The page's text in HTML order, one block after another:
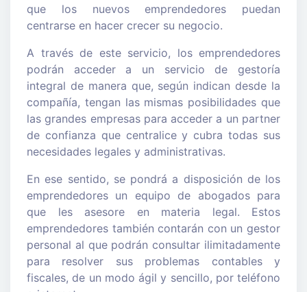
que los nuevos emprendedores puedan
centrarse en hacer crecer su negocio.
A través de este servicio, los emprendedores
podrán acceder a un servicio de gestoría
integral de manera que, según indican desde la
compañía, tengan las mismas posibilidades que
las grandes empresas para acceder a un partner
de confianza que centralice y cubra todas sus
necesidades legales y administrativas.
En ese sentido, se pondrá a disposición de los
emprendedores un equipo de abogados para
que les asesore en materia legal. Estos
emprendedores también contarán con un gestor
personal al que podrán consultar ilimitadamente
para resolver sus problemas contables y
fiscales, de un modo ágil y sencillo, por teléfono